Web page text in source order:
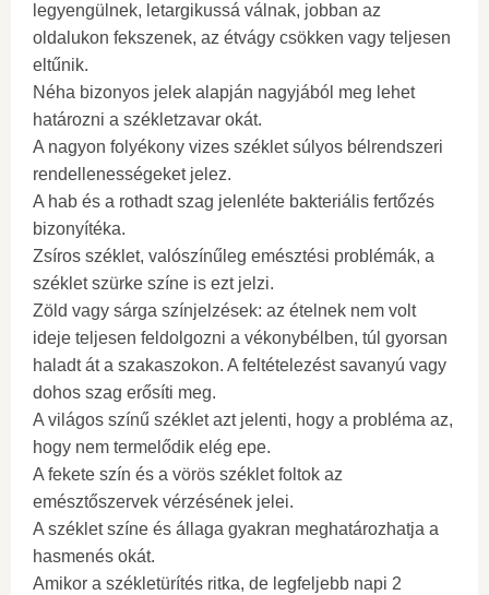
legyengülnek, letargikussá válnak, jobban az
oldalukon fekszenek, az étvágy csökken vagy teljesen
eltűnik.
Néha bizonyos jelek alapján nagyjából meg lehet
határozni a székletzavar okát.
A nagyon folyékony vizes széklet súlyos bélrendszeri
rendellenességeket jelez.
A hab és a rothadt szag jelenléte bakteriális fertőzés
bizonyítéka.
Zsíros széklet, valószínűleg emésztési problémák, a
széklet szürke színe is ezt jelzi.
Zöld vagy sárga színjelzések: az ételnek nem volt
ideje teljesen feldolgozni a vékonybélben, túl gyorsan
haladt át a szakaszokon. A feltételezést savanyú vagy
dohos szag erősíti meg.
A világos színű széklet azt jelenti, hogy a probléma az,
hogy nem termelődik elég epe.
A fekete szín és a vörös széklet foltok az
emésztőszervek vérzésének jelei.
A széklet színe és állaga gyakran meghatározhatja a
hasmenés okát.
Amikor a székletürítés ritka, de legfeljebb napi 2